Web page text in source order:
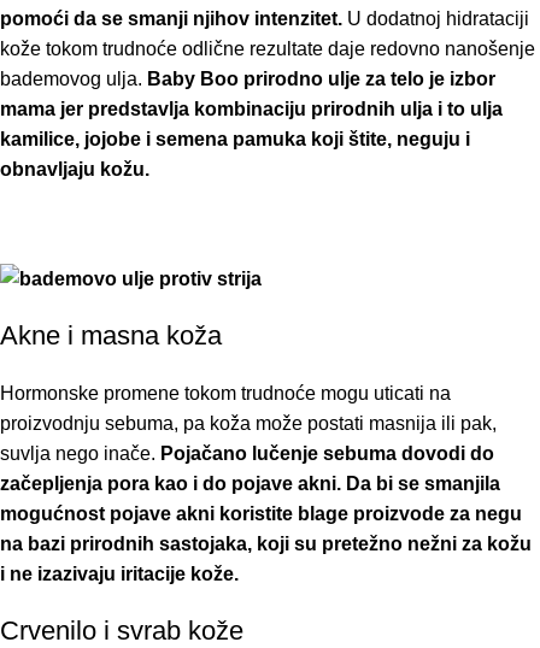
pomoći da se smanji njihov intenzitet. U dodatnoj hidrataciji
kože tokom trudnoće odlične rezultate daje redovno nanošenje
bademovog ulja. Baby Boo prirodno ulje za telo je izbor
mama jer predstavlja kombinaciju prirodnih ulja i to ulja
kamilice, jojobe i semena pamuka koji štite, neguju i
obnavljaju kožu.
Akne i masna koža
Hormonske promene tokom trudnoće mogu uticati na
proizvodnju sebuma, pa koža može postati masnija ili pak,
suvlja nego inače. Pojačano lučenje sebuma dovodi do
začepljenja pora kao i do pojave akni. Da bi se smanjila
mogućnost pojave akni koristite blage proizvode za negu
na bazi prirodnih sastojaka, koji su pretežno nežni za kožu
i ne izazivaju iritacije kože.
Crvenilo i svrab kože